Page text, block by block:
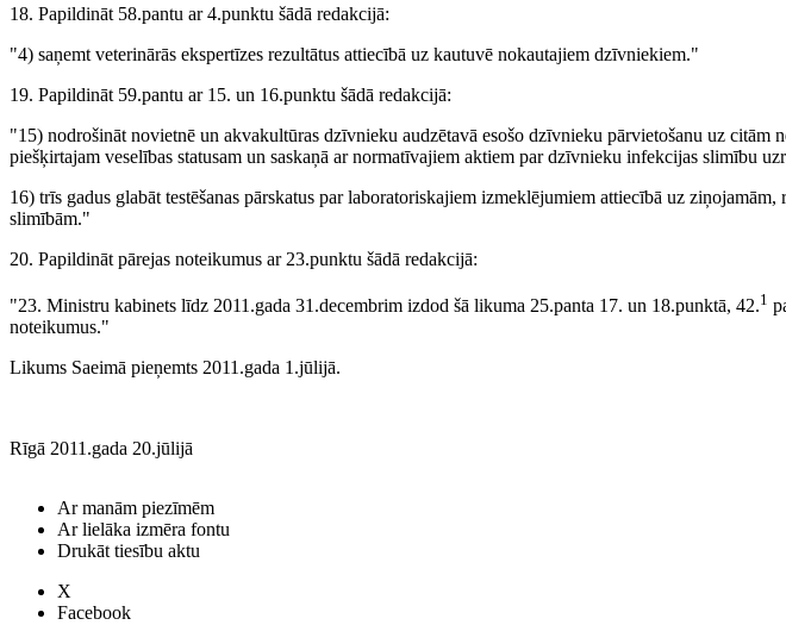
18. Papildināt 58.pantu ar 4.punktu šādā redakcijā:
"4) saņemt veterinārās ekspertīzes rezultātus attiecībā uz kautuvē nokautajiem dzīvniekiem."
19. Papildināt 59.pantu ar 15. un 16.punktu šādā redakcijā:
"15) nodrošināt novietnē un akvakultūras dzīvnieku audzētavā esošo dzīvnieku pārvietošanu uz citām
piešķirtajam veselības statusam un saskaņā ar normatīvajiem aktiem par dzīvnieku infekcijas slimību
16) trīs gadus glabāt testēšanas pārskatus par laboratoriskajiem izmeklējumiem attiecībā uz
slimībām."
20. Papildināt pārejas noteikumus ar 23.punktu šādā redakcijā:
"23. Ministru kabinets līdz 2011.gada 31.decembrim izdod šā likuma 25.panta 17. un 18.punktā, 42.1
noteikumus."
Likums Saeimā pieņemts 2011.gada 1.jūlijā.
Rīgā 2011.gada 20.jūlijā
Ar manām piezīmēm
Ar lielāka izmēra fontu
Drukāt tiesību aktu
X
Facebook